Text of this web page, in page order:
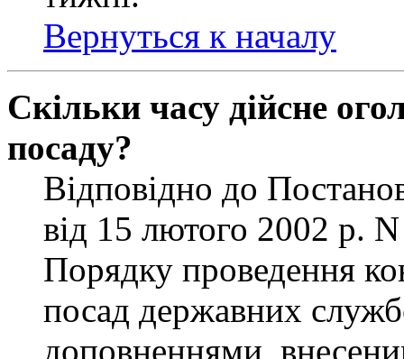
Вернуться к началу
Скільки часу дійсне
посаду?
Відповідно до
від 15 лютого 2002 р.
Порядку проведення
посад державних
доповненнями,